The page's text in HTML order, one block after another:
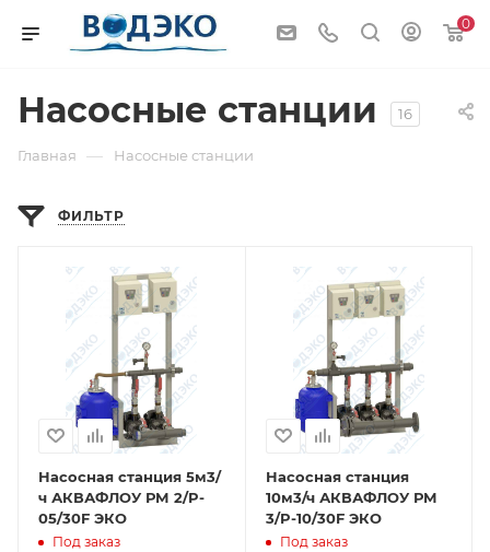
0
Насосные станции 16
Главная — Насосные станции
ФИЛЬТР
Насосная станция 5м3/
ч АКВАФЛОУ РМ 2/P-
05/30F ЭКО
Под заказ
Насосная станция
10м3/ч АКВАФЛОУ РМ
3/P-10/30F ЭКО
Под заказ